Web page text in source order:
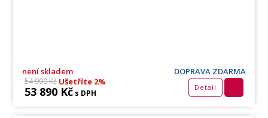
není skladem DOPRAVA ZDARMA
54 990 KčUšetříte 2%
53 890 Kč s DPH
Detail